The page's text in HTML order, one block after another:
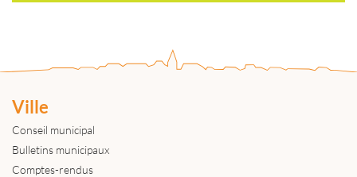
Ville
Conseil municipal
Bulletins municipaux
Comptes-rendus